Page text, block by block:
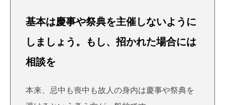
基本は慶事や祭典を主催しないように
しましょう。もし、招かれた場合には
相談を
本来、忌中も喪中も故人の身内は慶事や祭典を